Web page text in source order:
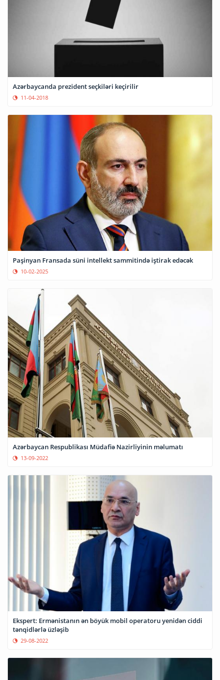
Azərbaycanda prezident seçkiləri keçirilir
11-04-2018
Paşinyan Fransada süni intellekt sammitində iştirak edəcək
10-02-2025
Azərbaycan Respublikası Müdafiə Nazirliyinin məlumatı
13-09-2022
Ekspert: Ermənistanın ən böyük mobil operatoru yenidən ciddi
tənqidlərlə üzləşib
29-08-2022